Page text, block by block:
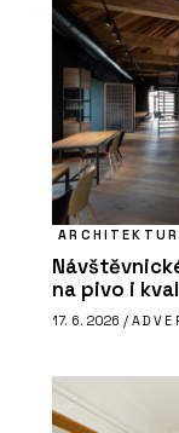
na pivo i
17. 6. 2026 /